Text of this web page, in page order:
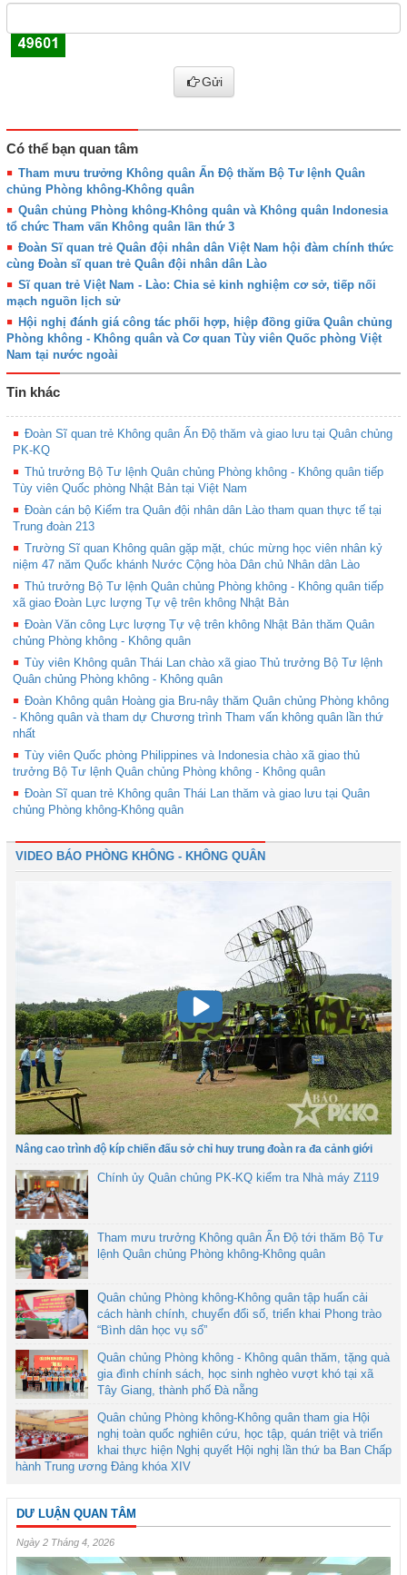
Gửi
Có thể bạn quan tâm
Tham mưu trưởng Không quân Ấn Độ thăm Bộ Tư lệnh Quân
chủng Phòng không-Không quân
Quân chủng Phòng không-Không quân và Không quân Indonesia
tổ chức Tham vấn Không quân lần thứ 3
Đoàn Sĩ quan trẻ Quân đội nhân dân Việt Nam hội đàm chính thức
cùng Đoàn sĩ quan trẻ Quân đội nhân dân Lào
Sĩ quan trẻ Việt Nam - Lào: Chia sẻ kinh nghiệm cơ sở, tiếp nối
mạch nguồn lịch sử
Hội nghị đánh giá công tác phối hợp, hiệp đồng giữa Quân chủng
Phòng không - Không quân và Cơ quan Tùy viên Quốc phòng Việt
Nam tại nước ngoài
Tin khác
Đoàn Sĩ quan trẻ Không quân Ấn Độ thăm và giao lưu tại Quân chủng
PK-KQ
Thủ trưởng Bộ Tư lệnh Quân chủng Phòng không - Không quân tiếp
Tùy viên Quốc phòng Nhật Bản tại Việt Nam
Đoàn cán bộ Kiểm tra Quân đội nhân dân Lào tham quan thực tế tại
Trung đoàn 213
Trường Sĩ quan Không quân gặp mặt, chúc mừng học viên nhân kỷ
niệm 47 năm Quốc khánh Nước Cộng hòa Dân chủ Nhân dân Lào
Thủ trưởng Bộ Tư lệnh Quân chủng Phòng không - Không quân tiếp
xã giao Đoàn Lực lượng Tự vệ trên không Nhật Bản
Đoàn Văn công Lực lượng Tự vệ trên không Nhật Bản thăm Quân
chủng Phòng không - Không quân
Tùy viên Không quân Thái Lan chào xã giao Thủ trưởng Bộ Tư lệnh
Quân chủng Phòng không - Không quân
Đoàn Không quân Hoàng gia Bru-nây thăm Quân chủng Phòng không
- Không quân và tham dự Chương trình Tham vấn không quân lần thứ
nhất
Tùy viên Quốc phòng Philippines và Indonesia chào xã giao thủ
trưởng Bộ Tư lệnh Quân chủng Phòng không - Không quân
Đoàn Sĩ quan trẻ Không quân Thái Lan thăm và giao lưu tại Quân
chủng Phòng không-Không quân
VIDEO BÁO PHÒNG KHÔNG - KHÔNG QUÂN
Nâng cao trình độ kíp chiến đấu sở chỉ huy trung đoàn ra đa cảnh giới
Chính ủy Quân chủng PK-KQ kiểm tra Nhà máy Z119
Tham mưu trưởng Không quân Ấn Độ tới thăm Bộ Tư
lệnh Quân chủng Phòng không-Không quân
Quân chủng Phòng không-Không quân tập huấn cải
cách hành chính, chuyển đổi số, triển khai Phong trào
“Bình dân học vụ số”
Quân chủng Phòng không - Không quân thăm, tặng quà
gia đình chính sách, học sinh nghèo vượt khó tại xã
Tây Giang, thành phố Đà nẵng
Quân chủng Phòng không-Không quân tham gia Hội
nghị toàn quốc nghiên cứu, học tập, quán triệt và triển
khai thực hiện Nghị quyết Hội nghị lần thứ ba Ban Chấp
hành Trung ương Đảng khóa XIV
DƯ LUẬN QUAN TÂM
Ngày 2 Tháng 4, 2026